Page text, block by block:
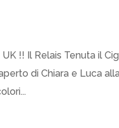
!! Il Relais Tenuta il
di Chiara e Luca